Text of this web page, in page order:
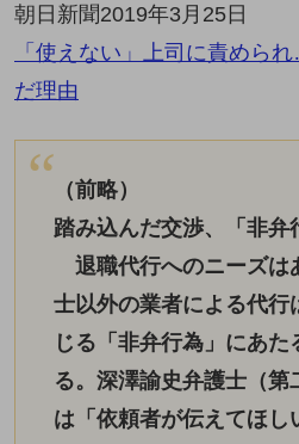
朝日新聞2019年3月25日
「使えない」上司に責めら
だ理由
（前略）
踏み込んだ交渉、「非弁
退職代行へのニーズは
士以外の業者による代行
じる「非弁行為」にあた
る。深澤諭史弁護士（第
は「依頼者が伝えてほし